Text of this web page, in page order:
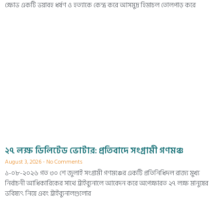
ক্ষোভ একটি ভয়াবহ ধর্ষণ ও হত্যাকে কেন্দ্র করে আসমুদ্র হিমাচল তোলপাড় করে
২৭ লক্ষ ডিলিটেড ভোটার: প্রতিবাদে সংগ্রামী গণমঞ্চ
August 3, 2026 No Comments
১-০৮-২০২৬ গত ৩০ শে জুলাই সংগ্রামী গণমঞ্চের একটি প্রতিনিধিদল রাজ্য মুখ্য
নির্বাচনী আধিকারিকের সাথে ট্রাইব্যুনালে আবেদন করে অপেক্ষারত ২৭ লক্ষ মানুষের
ভবিষ্যৎ নিয়ে এবং ট্রাইব্যুনালগুলোর